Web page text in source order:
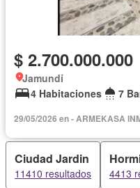
$ 2.700.000.000
Jamundí
4 Habitaciones
7
29/05/2026 en - ARMEKASA
Ciudad Jardin
11410 resultados 4413